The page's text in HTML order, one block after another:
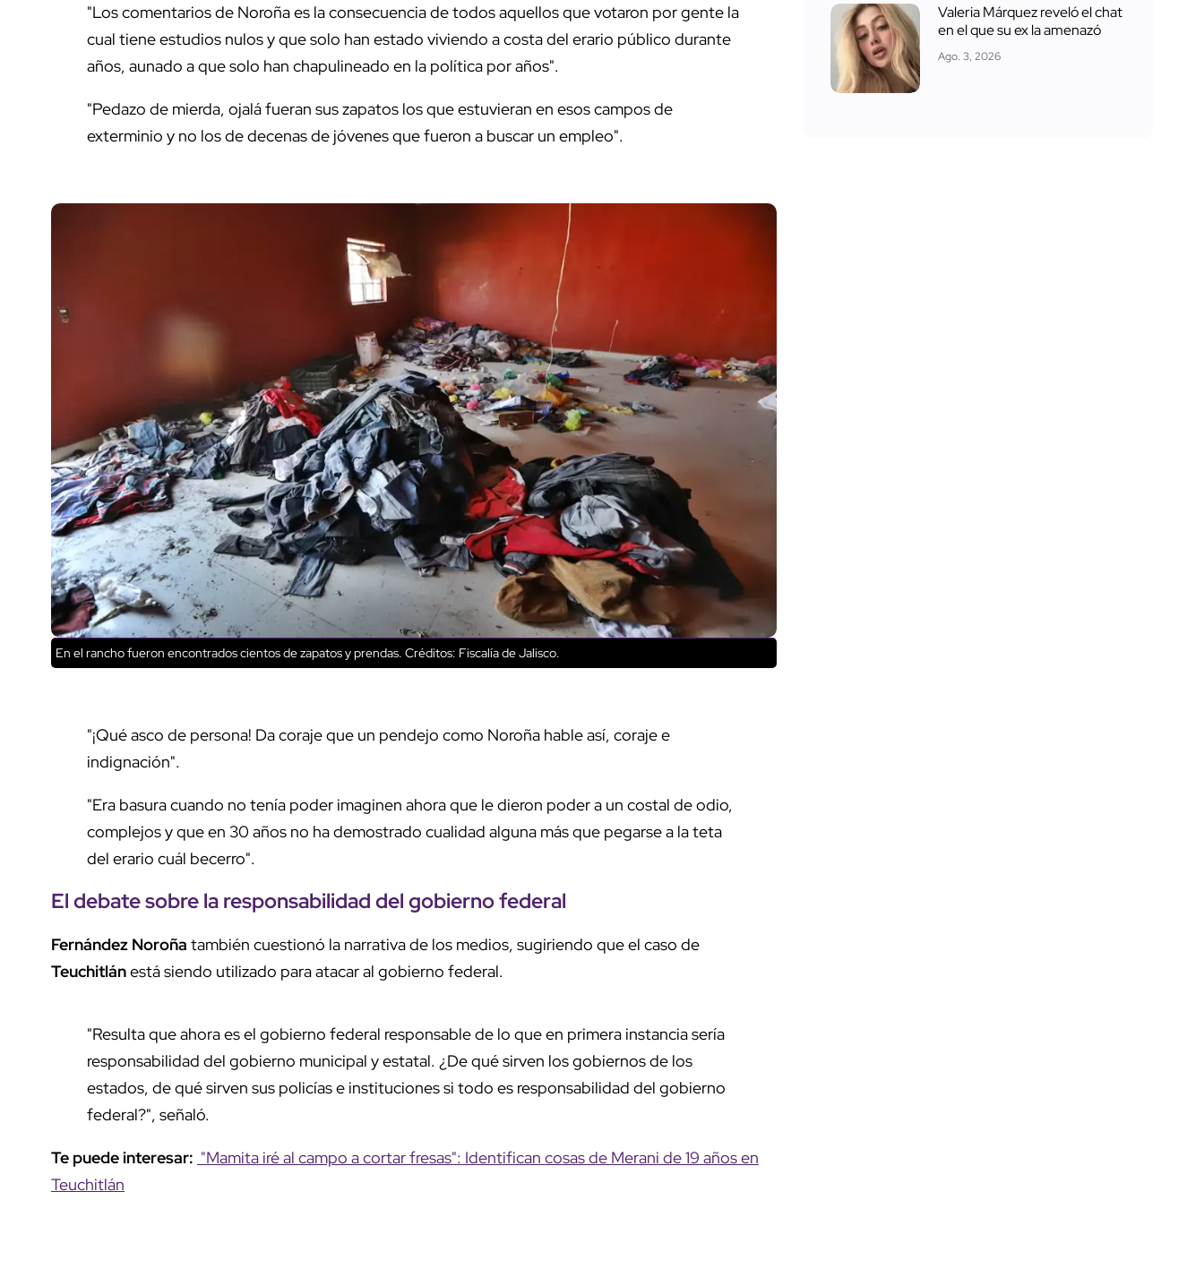
"Los comentarios de Noroña es la consecuencia de todos aquellos que votaron por gente la
cual tiene estudios nulos y que solo han estado viviendo a costa del erario público durante
años, aunado a que solo han chapulineado en la política por años".
"Pedazo de mierda, ojalá fueran sus zapatos los que estuvieran en esos campos de
exterminio y no los de decenas de jóvenes que fueron a buscar un empleo".
En el rancho fueron encontrados cientos de zapatos y prendas. Créditos: Fiscalía de Jalisco.
"¡Qué asco de persona! Da coraje que un pendejo como Noroña hable así, coraje e
indignación".
"Era basura cuando no tenía poder imaginen ahora que le dieron poder a un costal de odio,
complejos y que en 30 años no ha demostrado cualidad alguna más que pegarse a la teta
del erario cuál becerro".
El debate sobre la responsabilidad del gobierno federal
Fernández Noroña también cuestionó la narrativa de los medios, sugiriendo que el caso de
Teuchitlánestá siendo utilizado para atacar al gobierno federal.
"Resulta que ahora es el gobierno federal responsable de lo que en primera instancia sería
responsabilidad del gobierno municipal y estatal. ¿De qué sirven los gobiernos de los
estados, de qué sirven sus policías e instituciones si todo es responsabilidad del gobierno
federal?", señaló.
Te puede interesar: "Mamita iré al campo a cortar fresas": Identifican cosas de Merani de 19 años en
Teuchitlán
Valeria Márquez reveló el chat
en el que su ex la amenazó
Ago. 3, 2026